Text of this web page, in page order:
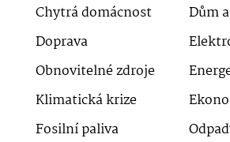
Chytrá domácnost
Dům
Doprava
Obnovitelné zdroje
Klimatická krize
Fosilní paliva